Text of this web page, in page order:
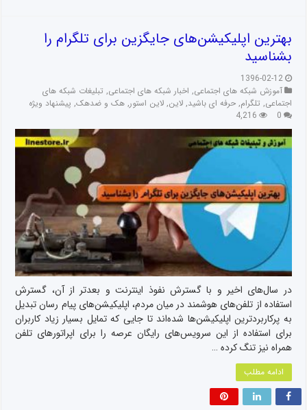
بهترین اپلیکیشن‌های جایگزین برای تلگرام را
بشناسید
1396-02-12
آموزش شبکه های اجتماعی, اخبار شبکه های اجتماعی, تبلیغات شبکه های
اجتماعی, تلگرام, حرفه ای باشید, لاین, لاین استور, هک و ضدهک, پیشنهاد ویژه
0
4,216
در سال‌های اخیر و با گسترش نفوذ اینترنت و بعدتر از آن، گسترش
استفاده از تلفن‌های هوشمند در میان مردم، اپلیکیشن‌های پیام رسان تبدیل
به پرکاربردترین اپلیکیشن‌ها شده‌اند تا جایی که تمایل بسیار زیاد کاربران
برای استفاده از این سرویس‌های رایگان عرصه را برای اپراتورهای تلفن
همراه نیز تنگ کرده …
ادامه مطلب